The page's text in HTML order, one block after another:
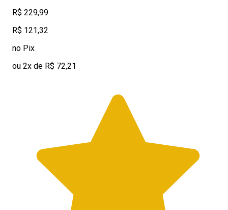
R$ 229,99
R$ 121,32
no Pix
ou 2x de R$ 72,21